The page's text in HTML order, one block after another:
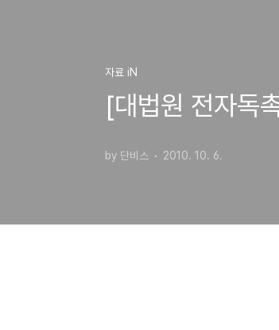
자료 iN
[대법원 전자독
by 단비스 2010. 10. 6.